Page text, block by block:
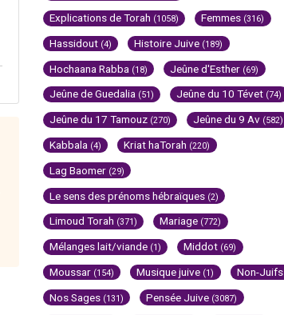
Explications de Torah (1058) Femmes (316)
Hassidout (4) Histoire Juive (189)
Hochaana Rabba (18) Jeûne d'Esther (69)
Jeûne de Guedalia (51) Jeûne du 10 Tévet (74)
Jeûne du 17 Tamouz (270) Jeûne du 9 Av (582)
Kabbala (4) Kriat haTorah (220)
Lag Baomer (29)
Le sens des prénoms hébraïques (2)
Limoud Torah (371) Mariage (772)
Mélanges lait/viande (1) Middot (69)
Moussar (154) Musique juive (1) Non-Juifs
Nos Sages (131) Pensée Juive (3087)